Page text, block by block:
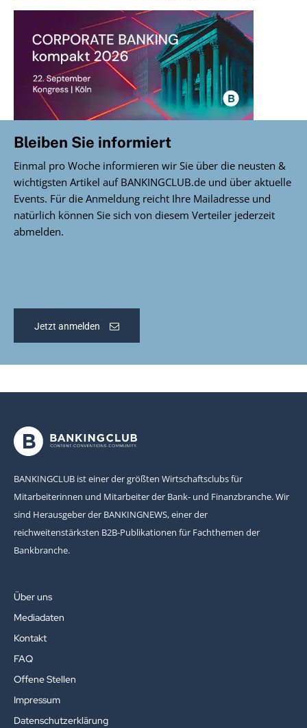
Bleiben Sie informiert
Einmal pro Woche informieren wir Sie über die neusten &
wichtigsten Artikel auf BANKINGCLUB.de und über aktuelle
Events. Für die Anmeldung reicht Ihre Mailadresse und
natürlich können Sie sich von diesem Verteiler jederzeit
abmelden.
Jetzt anmelden
BANKINGCLUB ist einer der größten Wirtschaftsclubs für
Mitarbeiterinnen und Mitarbeiter der Bank- und Finanzbranche. Wir
sind Herausgeber der BANKINGNEWS, einer der
reichweitenstärksten B2B-Publikationen für Fachthemen der
Bankbranche.
Über uns
Mediadaten
Kontakt
FAQ
Offene Stellen
Impressum
Datenschutzerklärung